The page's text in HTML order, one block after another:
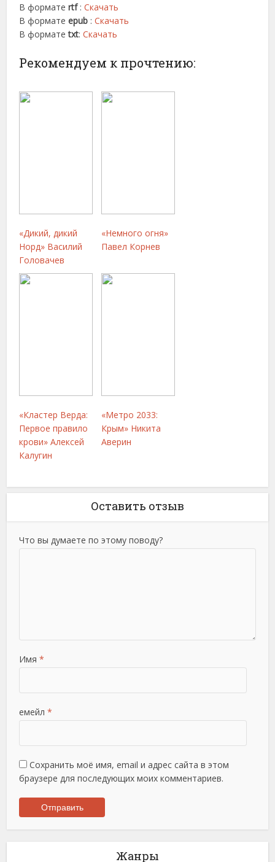
В форматеrtf :Скачать
В форматеepub :Скачать
В форматеtxt:Скачать
Рекомендуем к прочтению:
«Дикий, дикий
Норд» Василий
Головачев
«Немного огня»
Павел Корнев
«Кластер Верда:
Первое правило
крови» Алексей
Калугин
«Метро 2033:
Крым» Никита
Аверин
Оставить отзыв
Что вы думаете по этому поводу?
Имя *
емейл *
Сохранить моё имя, email и адрес сайта в этом
браузере для последующих моих комментариев.
Жанры